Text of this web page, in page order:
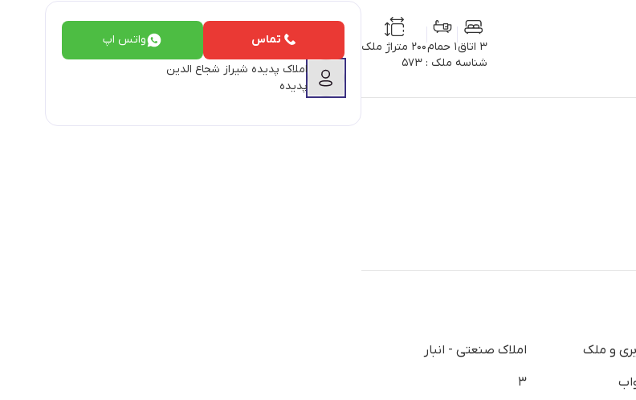
3 اتاق 1 حمام
200 متراژ ملک
شناسه ملک : 573
و ملک
املاک صنعتی - انبار
3
تماس
واتس اپ
املاک پدیده شیراز شجاع الدین
پدیده